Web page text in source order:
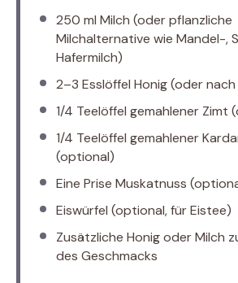
250 ml Milch (oder pflanzliche
Milchalternative wie Mandel-,
Hafermilch)
2–3 Esslöffel Honig (oder
1/4 Teelöffel gemahlener Zimt
1/4 Teelöffel gemahlener
(optional)
Eine Prise Muskatnuss
Eiswürfel (optional, für Eistee)
Zusätzliche Honig oder Milch
des Geschmacks